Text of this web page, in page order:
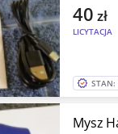
LICYTACJA
40 zł
STAN:
Mysz